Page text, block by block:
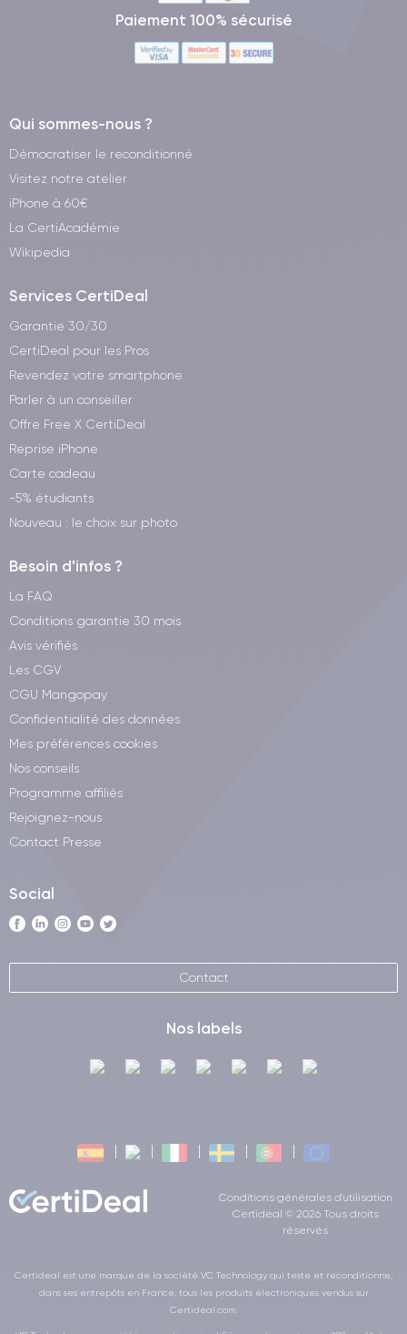
Paiement 100% sécurisé
Qui sommes-nous ?
Démocratiser le reconditionné
Visitez notre atelier
iPhone à 60€
La CertiAcadémie
Wikipedia
Services CertiDeal
Garantie 30/30
CertiDeal pour les Pros
Revendez votre smartphone
Parler à un conseiller
Offre Free X CertiDeal
Reprise iPhone
Carte cadeau
-5% étudiants
Nouveau : le choix sur photo
Besoin d'infos ?
La FAQ
Conditions garantie 30 mois
Avis vérifiés
Les CGV
CGU Mangopay
Confidentialité des données
Mes préférences cookies
Nos conseils
Programme affiliés
Rejoignez-nous
Contact Presse
Social
Contact
Nos labels
Conditions générales d'utilisation
Certideal © 2026 Tous droits
réservés
Certideal est une marque de la société VC Technology qui teste et reconditionne,
dans ses entrepôts en France, tous les produits électroniques vendus sur
Certideal.com.